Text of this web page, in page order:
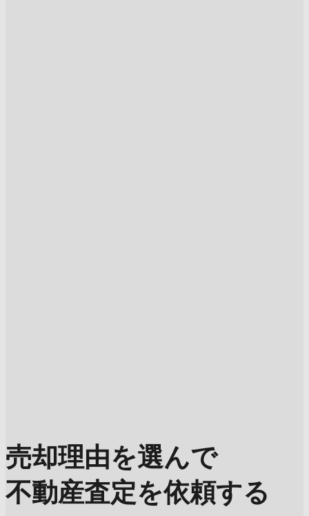
売却理由を選んで
不動産査定を依頼する